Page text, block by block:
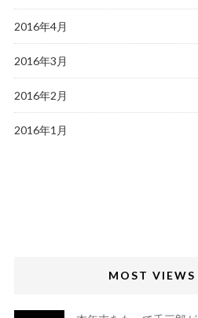
2016年4月
2016年3月
2016年2月
2016年1月
MOST VIEWS